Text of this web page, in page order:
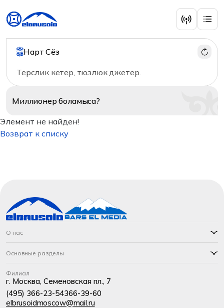
Нарт Сёз
Терслик кетер, тюзлюк джетер.
Миллионерболамыса?
Элемент не найден!
Возврат к списку
О нас
Основные разделы
Филиал
г. Москва, Семеновская пл., 7
(495) 366-23-54366-39-60
elbrusoidmoscow@mail.ru